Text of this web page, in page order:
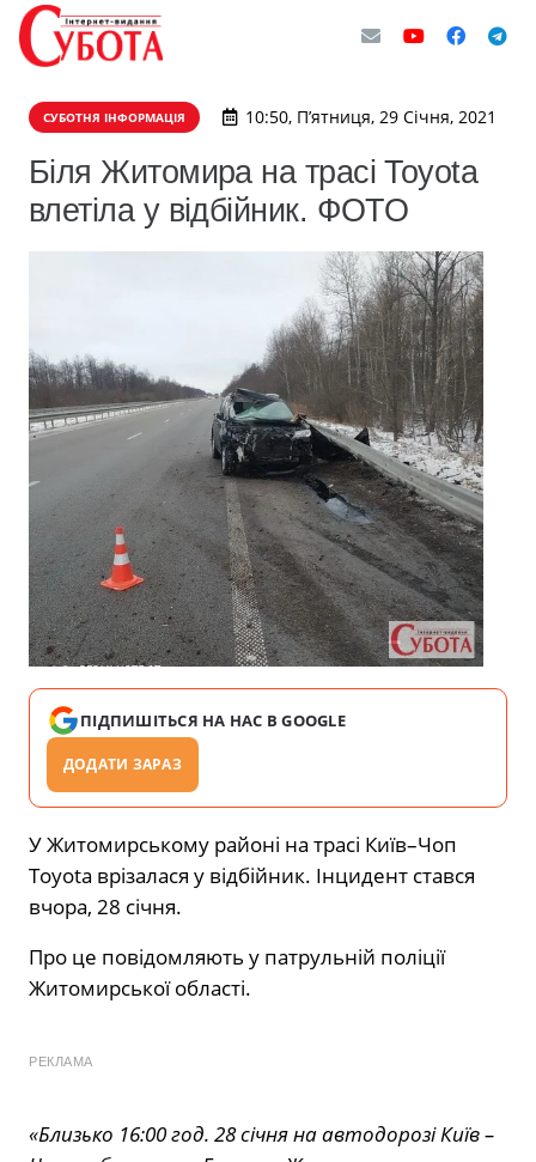
СУБОТНЯ ІНФОРМАЦІЯ 10:50, П’ятниця, 29 Січня, 2021
Біля Житомира на трасі Toyota
влетіла у відбійник. ФОТО
ПІДПИШІТЬСЯ НА НАС В GOOGLE
ДОДАТИ ЗАРАЗ
У Житомирському районі на трасі Київ–Чоп
Toyota врізалася у відбійник. Інцидент стався
вчора, 28 січня.
Про це повідомляють у патрульній поліції
Житомирської області.
РЕКЛАМА
«Близько 16:00 год. 28 січня на автодорозі Київ –